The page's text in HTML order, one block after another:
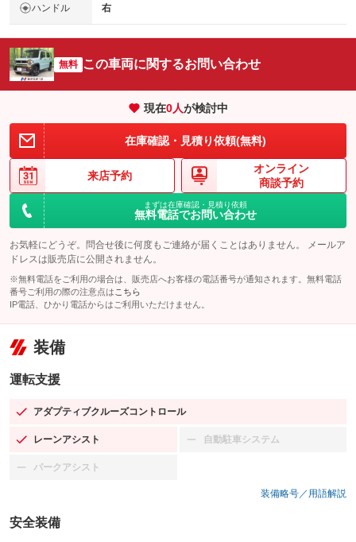
ハンドル 右
無料 この車両に関するお問い合わせ
現在0人が検討中
在庫確認・見積り依頼(無料)
来店予約
オンライン
商談予約
まずは在庫確認・見積り依頼
無料電話でお問い合わせ
お気軽にどうぞ。問合せ後に何度もご連絡が届くことはありません。 メールア
ドレスは販売店に公開されません。
※無料電話をご利用の場合は、販売店へお客様の電話番号が通知されます。無料電話
番号ご利用の際の注意点は こちら
IP電話、ひかり電話からはご利用いただけません。
装備
運転支援
アダプティブクルーズコントロール
：装備あり
レーンアシスト
：装備あり 自動駐車システム
：装備なし
パークアシスト
：装備なし
装備略号／用語解説
安全装備